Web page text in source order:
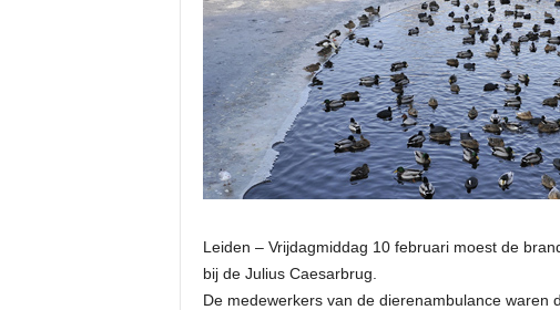
Leiden – Vrijdagmiddag 10 februari moest de
bij de Julius Caesarbrug.
De medewerkers van de dierenambulance